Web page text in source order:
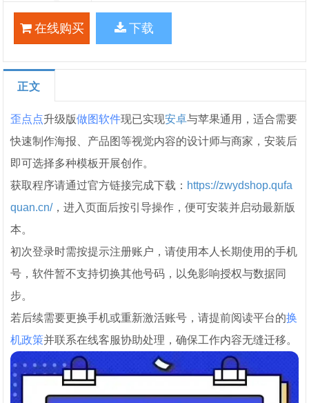
在线购买 下载
正文
歪点点升级版做图软件现已实现安卓与苹果通用，适合需要
快速制作海报、产品图等视觉内容的设计师与商家，安装后
即可选择多种模板开展创作。
获取程序请通过官方链接完成下载： https://zwydshop.qufa
quan.cn/，进入页面后按引导操作，便可安装并启动最新版
本。
初次登录时需按提示注册账户，请使用本人长期使用的手机
号，软件暂不支持切换其他号码，以免影响授权与数据同
步。
若后续需要更换手机或重新激活账号，请提前阅读平台的换
机政策并联系在线客服协助处理，确保工作内容无缝迁移。